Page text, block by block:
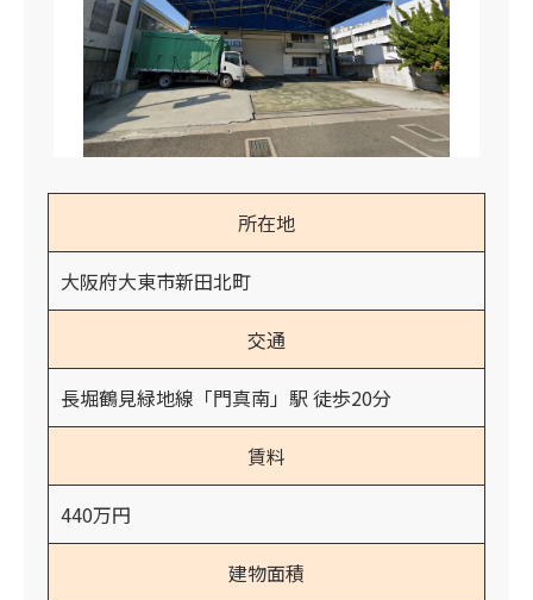
所在地
大阪府大東市新田北町
交通
長堀鶴見緑地線「門真南」駅 徒歩20分
賃料
440万円
建物面積